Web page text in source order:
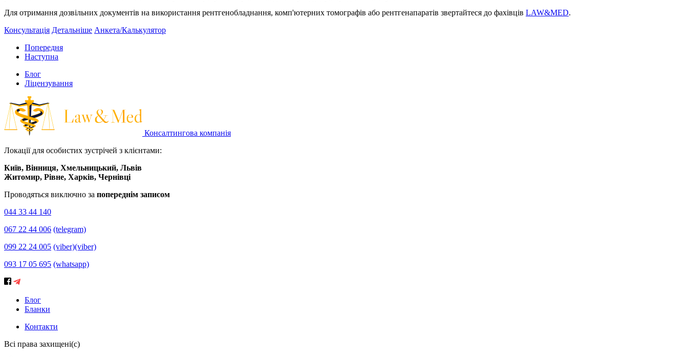
Для отримання дозвільних документів на використання рентгенобладнання, комп'ютерних томографів або рентгенапаратів звертайтеся до фахівців LAW&MED.
Консультацiя Детальнiше Анкета/Калькулятор
Попередня
Наступна
Блог
Ліцензування
Консалтингова компанія
Локації для особистих зустрічей з клієнтами:
Київ, Вінниця, Хмельницький, Львів
Житомир, Рівне, Харків, Чернівці
Проводяться виключно за попереднім записом
044 33 44 140
067 22 44 006 (telegram)
099 22 24 005 (viber)(viber)
093 17 05 695 (whatsapp)
Блог
Бланки
Контакти
Всі права захищені(с)